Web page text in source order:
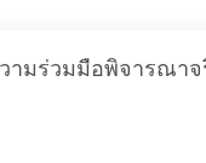
มร่วมมือพิจารณา